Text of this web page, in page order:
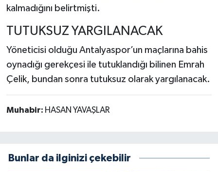
kalmadığını belirtmişti.
TUTUKSUZ YARGILANACAK
Yöneticisi olduğu Antalyaspor’un maçlarına bahis
oynadığı gerekçesi ile tutuklandığı bilinen Emrah
Çelik, bundan sonra tutuksuz olarak yargılanacak.
Muhabir: HASAN YAVAŞLAR
Bunlar da ilginizi çekebilir